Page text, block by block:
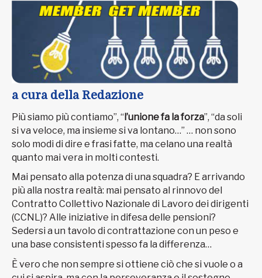
a cura della Redazione
Più siamo più contiamo”, “l’unione fa la forza”, “da soli
si va veloce, ma insieme si va lontano…” … non sono
solo modi di dire e frasi fatte, ma celano una realtà
quanto mai vera in molti contesti.
Mai pensato alla potenza di una squadra? E arrivando
più alla nostra realtà: mai pensato al rinnovo del
Contratto Collettivo Nazionale di Lavoro dei dirigenti
(CCNL)? Alle iniziative in difesa delle pensioni?
Sedersi a un tavolo di contrattazione con un peso e
una base consistenti spesso fa la differenza…
È vero che non sempre si ottiene ciò che si vuole o a